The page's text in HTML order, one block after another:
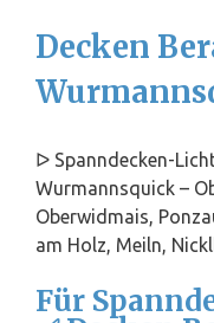
Decken
ᐅ Spanndecken-
Wurmannsquick –
Oberwidmais,
am Holz, Meiln,
Für